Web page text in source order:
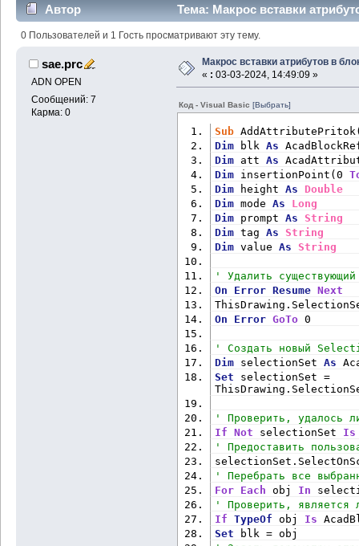
Автор Тема: Макрос вставки
0 Пользователей и 1 Гость просматривают эту тему.
sae.prc
ADN OPEN
Сообщений: 7
Карма: 0
Макрос вставки атрибутов в
« : 03-03-2024, 14:49:09 »
Код - Visual Basic [Выбрать]
Sub
Dim blk As
Dim att As
Dim insertionPoint(0
Dim height As
Double
Dim mode As
Long
Dim prompt As
String
Dim tag As
String
Dim value As String
' Удалить
On
Error Resume Next
On
Error GoTo 0
' Создать новый
Dim selectionSet As
Set selectionSet =
' Проверить, удалось
If
Not selectionSet Is
' Предоставить
' Перебрать все
For Each obj In
' Проверить, является
If
TypeOf obj Is
Set blk = obj